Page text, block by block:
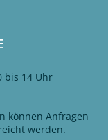
bis 14 Uhr
können Anfragen
werden.